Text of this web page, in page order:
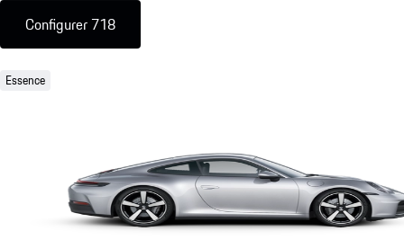
Configurer 718
Essence